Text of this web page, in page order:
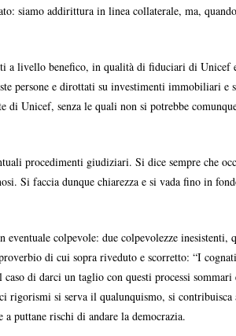
siamo addirittura in linea collaterale, ma,
a livello benefico, in qualità di fiduciari di Unicef
persone e dirottati su investimenti immobiliari e
di Unicef, senza le quali non si potrebbe
procedimenti giudiziari. Si dice sempre che
Si faccia dunque chiarezza e si vada fino in
colpevole: due colpevolezze inesistenti,
di cui sopra riveduto e scorretto: “I
di darci un taglio con questi processi sommari
rigorismi si serva il qualunquismo, si contribuisca
puttane rischi di andare la democrazia.